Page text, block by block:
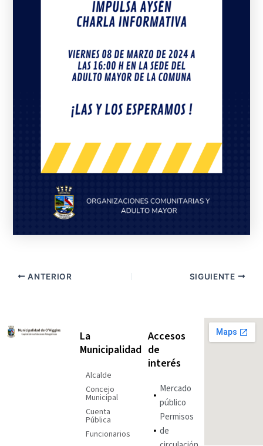
ANTERIOR SIGUIENTE
La
Municipalidad
Alcalde
Concejo
Municipal
Cuenta
Pública
Funcionarios
Accesos
de
interés
Mercado
público
Permisos
de